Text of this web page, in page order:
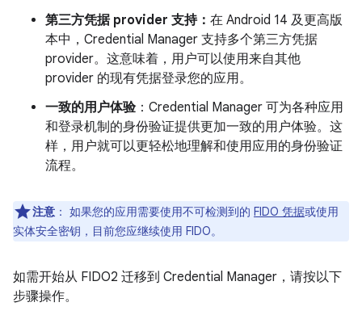
第三方凭据 provider 支持： 在 Android 14 及更高版
本中，Credential Manager 支持多个第三方凭据
provider。这意味着，用户可以使用来自其他
provider 的现有凭据登录您的应用。
一致的用户体验：Credential Manager 可为各种应用
和登录机制的身份验证提供更加一致的用户体验。这
样，用户就可以更轻松地理解和使用应用的身份验证
流程。
注意 ： 如果您的应用需要使用不可检测到的 FIDO 凭据或使用
实体安全密钥，目前您应继续使用 FIDO。
如需开始从 FIDO2 迁移到 Credential Manager，请按以下
步骤操作。